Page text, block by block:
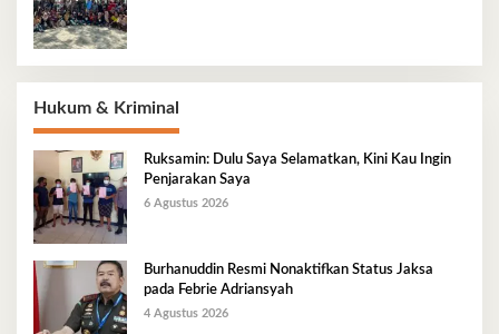
Hukum & Kriminal
Ruksamin: Dulu Saya Selamatkan, Kini Kau Ingin
Penjarakan Saya
6 Agustus 2026
Burhanuddin Resmi Nonaktifkan Status Jaksa
pada Febrie Adriansyah
4 Agustus 2026